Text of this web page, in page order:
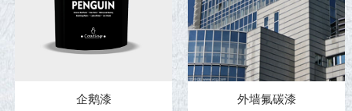
外墙氟碳漆 水性氟碳金属漆